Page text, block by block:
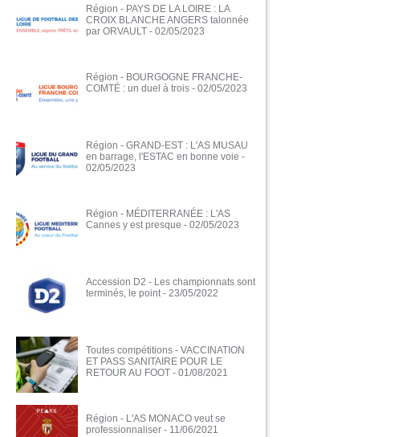
Région - PAYS DE LA LOIRE : LA
CROIX BLANCHE ANGERS talonnée
par ORVAULT - 02/05/2023
Région - BOURGOGNE FRANCHE-
COMTÉ : un duel à trois - 02/05/2023
Région - GRAND-EST : L'AS MUSAU
en barrage, l'ESTAC en bonne voie -
02/05/2023
Région - MÉDITERRANÉE : L'AS
Cannes y est presque - 02/05/2023
Accession D2 - Les championnats sont
terminés, le point - 23/05/2022
Toutes compétitions - VACCINATION
ET PASS SANITAIRE POUR LE
RETOUR AU FOOT - 01/08/2021
Région - L'AS MONACO veut se
professionnaliser - 11/06/2021